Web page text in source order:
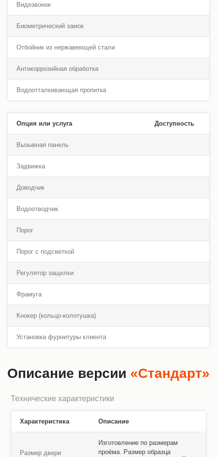
Видезвонок
Биометрический замок
Отбойник из нержавеющей стали
Антикоррозийная обработка
Водоотталкивающая пропитка
Опция или услуга Доступность
Вызывная панель
Задвижка
Доводчик
Водоотводчик
Порог
Порог с подсветкой
Регулятор защелки
Фрамуга
Кнокер (кольцо-колотушка)
Установка фурнитуры клиента
Описание версии «Стандарт»
Технические характеристики
Характеристика Описание
Размер двери
Изготовление по размерам
проёма. Размер образца